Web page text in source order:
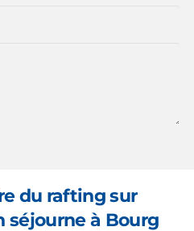
du rafting sur
séjourne à Bourg